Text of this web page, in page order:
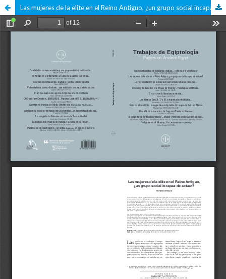
Las mujeres de la elite en el Reino Antiguo, ¿un grupo social incapaz de actuar?